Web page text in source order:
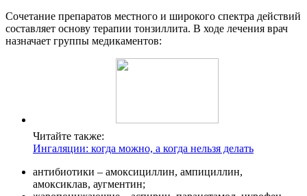
Сочетание препаратов местного и широкого спектра действий
составляет основу терапии тонзиллита. В ходе лечения врач
назначает группы медикаментов:
Читайте также:
Ингаляции: когда можно, а когда нельзя делать
антибиотики – амоксициллин, ампициллин,
амоксиклав, аугментин;